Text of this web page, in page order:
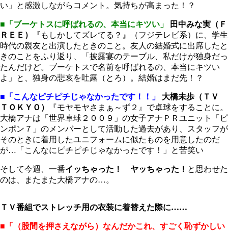
い」と感激しながらコメント。気持ちが高まった！？
■「ブーケトスに呼ばれるの、本当にキツい」
田中みな実（Ｆ
ＲＥＥ）
『もしかしてズレてる？』（フジテレビ系）に、学生
時代の親友と出演したときのこと。友人の結婚式に出席したと
きのことをふり返り、「披露宴のテーブル、私だけが独身だっ
たんだけど。ブーケトスで名前を呼ばれるの、本当にキツい
よ」と、独身の悲哀を吐露（とろ）。結婚はまだ先！？
■「こんなピチピチじゃなかったです！！」
大橋未歩（ＴＶ
ＴＯＫＹＯ）
『モヤモヤさまぁ～ず２』で卓球をすることに。
大橋アナは「世界卓球２００９」の女子アナＰＲユニット「ピ
ンポン７」のメンバーとして活動した過去があり、スタッフが
そのときに着用したユニフォームに似たものを用意したのだ
が…「こんなにピチピチじゃなかったです！」と苦笑い
そして今週、一番イッちゃった！ ヤッちゃった！ と思わせた
のは、またまた大橋アナの…。
ＴＶ番組でストレッチ用の衣装に着替えた際に……
■「（股間を押さえながら）なんだかこれ、すごく恥ずかしい